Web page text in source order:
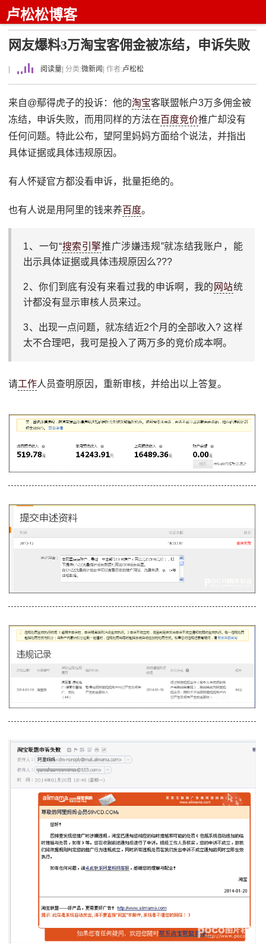
卢松松博客
网友爆料3万淘宝客佣金被冻结，申诉失败
阅读量 | 分类:微新闻 | 作者:卢松松
来自@鄢得虎子的投诉：他的淘宝客联盟帐户3万多佣金被
冻结，申诉失败，而用同样的方法在百度竞价推广却没有
任何问题。特此公布，望阿里妈妈方面给个说法，并指出
具体证据或具体违规原因。
有人怀疑官方都没看申诉，批量拒绝的。
也有人说是用阿里的钱来养百度。
1、一句“搜索引擎推广涉嫌违规”就冻结我账户，能
出示具体证据或具体违规原因么???
2、你们到底有没有来看过我的申诉啊，我的 网站统
计都没有显示审核人员来过。
3、出现一点问题，就冻结近2个月的全部收入? 这样
太不合理吧，我可是投入了两万多的竞价成本啊。
请工作人员查明原因，重新审核，并给出以上答复。